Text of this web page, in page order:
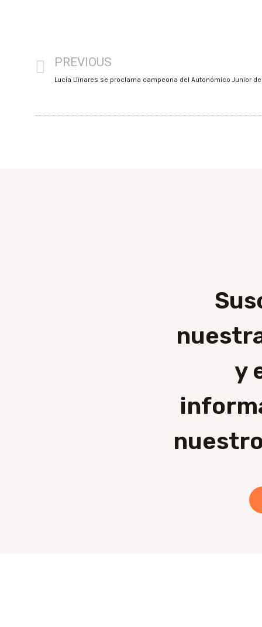
PREVIOUS
Lucía Llinares se proclama campeona del Autonómico Junior de
y